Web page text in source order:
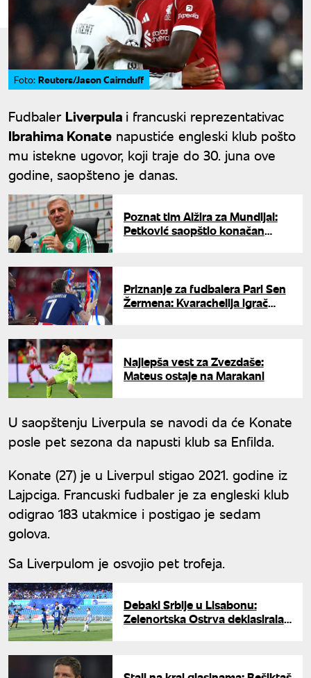
Foto: Reuters/Jason Cairnduff
Fudbaler Liverpula i francuski reprezentativac
Ibrahima Konate napustiće engleski klub pošto
mu istekne ugovor, koji traje do 30. juna ove
godine, saopšteno je danas.
Poznat tim Alžira za Mundijal:
Petković saopštio konačan
Priznanje za fudbalera Pari Sen
Žermena: Kvarachelija igrač
Najlepša vest za Zvezdaše:
Mateus ostaje na Marakani
U saopštenju Liverpula se navodi da će Konate
posle pet sezona da napusti klub sa Enfilda.
Konate (27) je u Liverpul stigao 2021. godine iz
Lajpciga. Francuski fudbaler je za engleski klub
odigrao 183 utakmice i postigao je sedam
golova.
Sa Liverpulom je osvojio pet trofeja.
Debakl Srbije u Lisabonu:
Zelenortska Ostrva deklasirala